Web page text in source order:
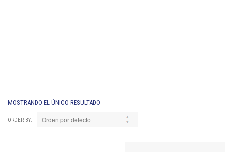
MOSTRANDO EL ÚNICO RESULTADO
ORDER BY: